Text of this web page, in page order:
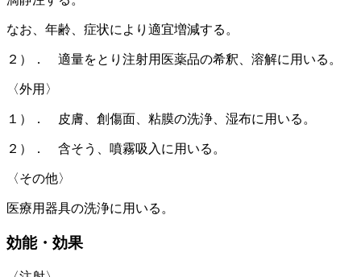
なお、年齢、症状により適宜増減する。
２）． 適量をとり注射用医薬品の希釈、溶解に用いる。
〈外用〉
１）． 皮膚、創傷面、粘膜の洗浄、湿布に用いる。
２）． 含そう、噴霧吸入に用いる。
〈その他〉
医療用器具の洗浄に用いる。
効能・効果